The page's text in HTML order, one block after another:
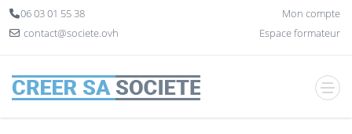
06 03 01 55 38
contact@societe.ovh
Mon compte
Espace formateur
Panneau de gestion des cookies